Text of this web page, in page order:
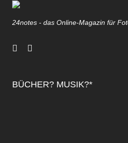
24notes - das Online-Magazin für
BÜCHER? MUSIK?*